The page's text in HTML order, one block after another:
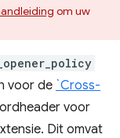
om uw
voor de `Cross-
voor
Dit omvat